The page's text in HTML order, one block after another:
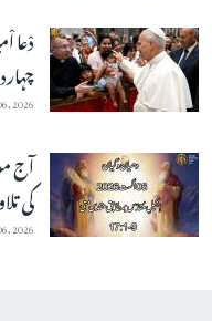
دْعا
2026
کی
2026